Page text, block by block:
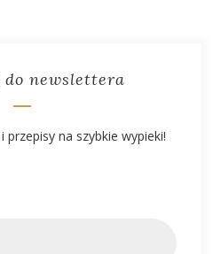
do newslettera
na szybkie wypieki!